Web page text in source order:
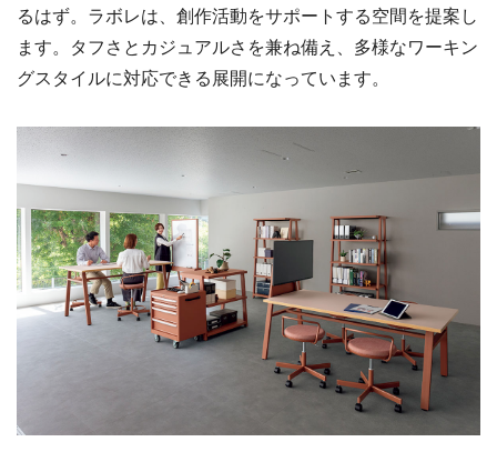
るはず。ラボレは、創作活動をサポートする空間を提案し
ます。タフさとカジュアルさを兼ね備え、多様なワーキン
グスタイルに対応できる展開になっています。